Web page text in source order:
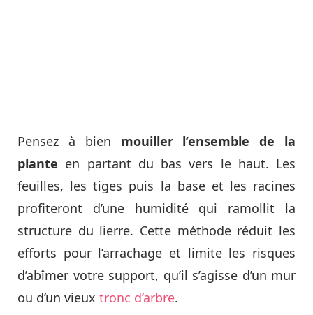
Pensez à bien mouiller l’ensemble de la
plante en partant du bas vers le haut. Les
feuilles, les tiges puis la base et les racines
profiteront d’une humidité qui ramollit la
structure du lierre. Cette méthode réduit les
efforts pour l’arrachage et limite les risques
d’abîmer votre support, qu’il s’agisse d’un mur
ou d’un vieux tronc d’arbre.